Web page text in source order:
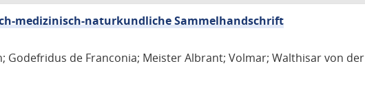
medizinisch-naturkundliche Sammelhandschrift
Godefridus de Franconia; Meister Albrant; Volmar; Walthisar von der